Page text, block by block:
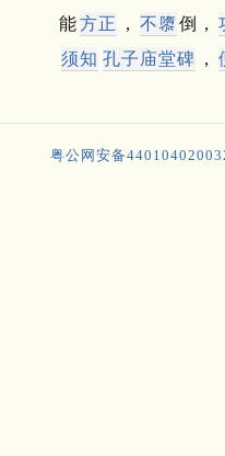
能方正 ， 不隳倒，
须知 孔子庙堂碑 ，
粤公网安备